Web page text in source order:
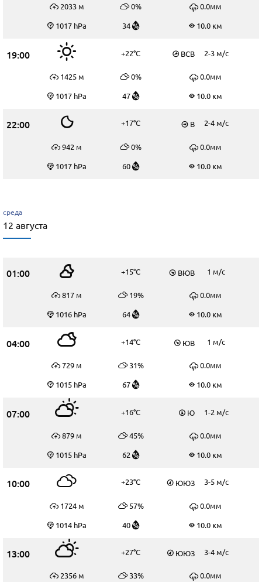
2033 м 0%
0.0мм
1017 hPa
34 10.0 км
19:00 +22°C ВСВ 2-3 м/c
1425 м 0%
0.0мм
1017 hPa
47 10.0 км
22:00 +17°C В 2-4 м/c
942 м 0%
0.0мм
1017 hPa
60 10.0 км
среда
12 августа
01:00 +15°C ВЮВ 1 м/c
817 м 19%
0.0мм
1016 hPa
64 10.0 км
04:00 +14°C ЮВ 1 м/c
729 м 31%
0.0мм
1015 hPa
67 10.0 км
07:00 +16°C Ю 1-2 м/c
879 м 45%
0.0мм
1015 hPa
62 10.0 км
10:00 +23°C ЮЮЗ 3-5 м/c
1724 м 57%
0.0мм
1014 hPa
40 10.0 км
13:00 +27°C ЮЮЗ 3-4 м/c
2356 м 33%
0.0мм